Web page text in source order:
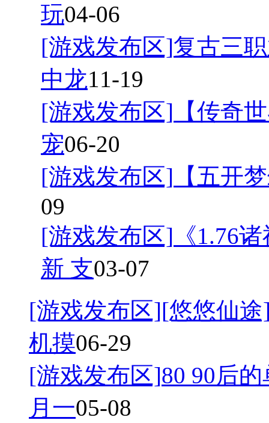
玩04-06
[游戏发布区]复古三
中龙11-19
[游戏发布区] 【传奇
宠06-20
[游戏发布区] 【五开
09
[游戏发布区] 《1.76
新 支03-07
[游戏发布区][悠悠仙
机摸06-29
[游戏发布区]80 90后
月一05-08